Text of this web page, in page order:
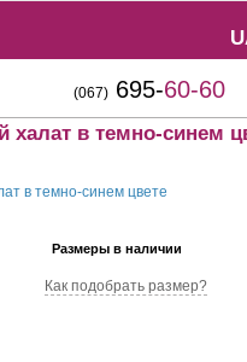
(067) 695-60-60
халат в темно-синем
Размеры в наличии
Как подобрать размер?